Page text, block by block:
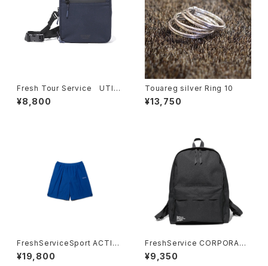
Fresh Tour Service UTILI
TY SLING BAG
¥8,800
Touareg silver Ring 10
¥13,750
FreshServiceSport ACTIVE
DRY MESH TRAINING SHO
RTS
¥19,800
FreshService CORPORATE
DAYPACK 28L
¥9,350